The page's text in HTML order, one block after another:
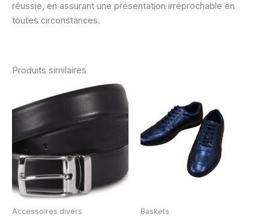
réussie, en assurant une présentation irréprochable en
toutes circonstances.
Produits similaires
Accessoires divers Baskets